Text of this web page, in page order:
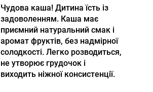
Чудова каша! Дитина їсть із
задоволенням. Каша має
приємний натуральний смак і
аромат фруктів, без надмірної
солодкості. Легко розводиться,
не утворює грудочок і
виходить ніжної консистенції.